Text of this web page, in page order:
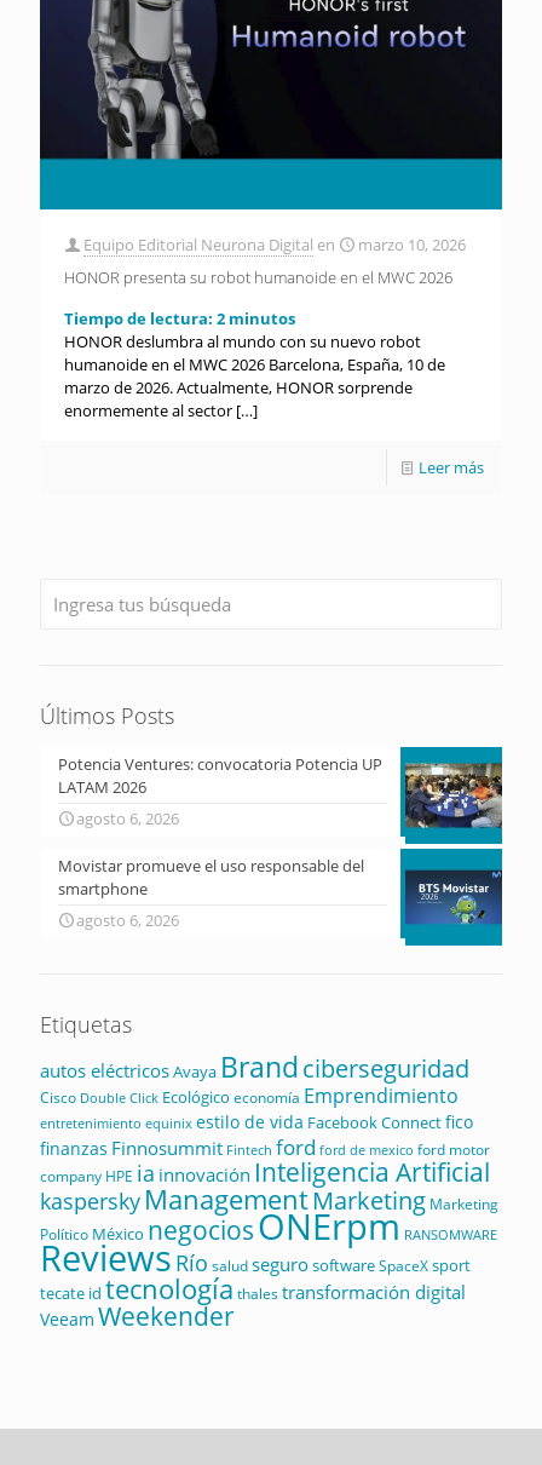
Equipo Editorial Neurona Digital en
marzo 10, 2026
HONOR presenta su robot humanoide en el MWC 2026
Tiempo de lectura: 2 minutos
HONOR deslumbra al mundo con su nuevo robot
humanoide en el MWC 2026 Barcelona, España, 10 de
marzo de 2026. Actualmente, HONOR sorprende
enormemente al sector […]
Leer más
Últimos Posts
Potencia Ventures: convocatoria Potencia UP
LATAM 2026
agosto 6, 2026
Movistar promueve el uso responsable del
smartphone
agosto 6, 2026
Etiquetas
autos eléctricosAvaya Brandciberseguridad
Cisco Double Click Ecológico economía Emprendimiento
entretenimiento equinix estilo de vida Facebook Connectfico
finanzas Finnosummit Fintech ford ford de mexico ford motor
company HPE ia innovación Inteligencia Artificial
kaspersky ManagementMarketing Marketing
Político México negociosONErpm RANSOMWARE
Reviews Río saludsegurosoftwareSpaceXsport
tecate id tecnología thalestransformación digital
Veeam Weekender